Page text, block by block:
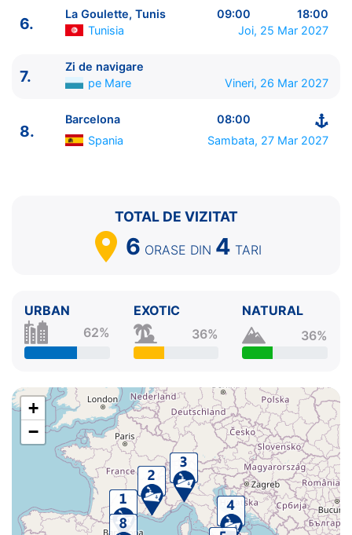
----------------------------------------
1. Barcelona Spania
Genova Italia 09:00 - 17:00
4.
Napoli Italia 13:00 - 20:00
6.
La Goulette, Tunis
09:00 - 18:00
7. Zi de navigare
0:00 - 0:00
6.
La Goulette, Tunis 09:00
18:00
Tunisia
Joi, 25 Mar 2027
7.
Zi de navigare
pe Mare
Vineri, 26 Mar 2027
8.
Barcelona
08:00
Spania
Sambata, 27 Mar 2027
TOTAL DE VIZITAT
6 ORASE DIN 4 TARI
URBAN
62%
EXOTIC
36%
NATURAL
36%
+
−